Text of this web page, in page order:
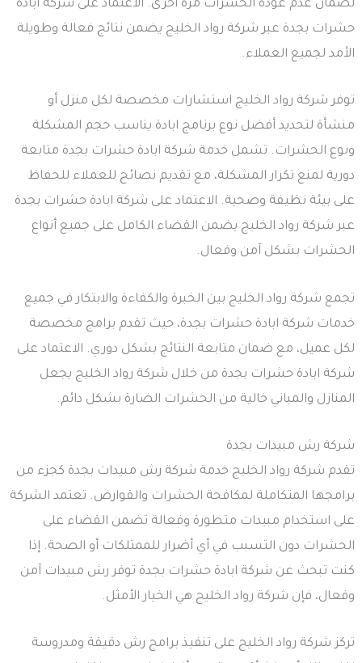
لضمان عدم عودة الحشرات مرة أخرى. الاعتماد على شركة ابادة
حشرات بجدة عبر شركة رواد الخليج يضمن نتائج فعالة وطويلة
الأمد لجميع العملاء.
توفر شركة رواد الخليج استشارات مخصصة لكل منزل أو
منشأة لتحديد أفضل نوع برنامج ابادة يناسب حجم المشكلة
ونوع الحشرات. تشمل خدمة شركة ابادة حشرات بجدة متابعة
دورية لمنع تكرار المشكلة، مع تقديم نصائح للعملاء للحفاظ
على بيئة نظيفة وصحية. الاعتماد على شركة ابادة حشرات بجدة
عبر شركة رواد الخليج يضمن القضاء الكامل على جميع أنواع
الحشرات بشكل آمن وفعال.
تجمع شركة رواد الخليج بين الخبرة والكفاءة والابتكار في جميع
خدمات شركة ابادة حشرات بجدة، حيث تقدم برامج مخصصة
لكل عميل، مع ضمان متابعة النتائج بشكل دوري. الاعتماد على
شركة ابادة حشرات بجدة من خلال شركة رواد الخليج يجعل
المنازل والمباني خالية من الحشرات الضارة بشكل دائم.
شركة رش مبيدات بجدة
تقدم شركة رواد الخليج خدمة شركة رش مبيدات بجدة كجزء من
برامجها المتكاملة لمكافحة الحشرات والقوارض. تعتمد الشركة
على استخدام مبيدات متطورة وفعالة تضمن القضاء على
الحشرات دون التسبب في أي أضرار للممتلكات أو الصحة. إذا
كنت تبحث عن شركة ابادة حشرات بجدة توفر رش مبيدات آمن
وفعال، فإن شركة رواد الخليج هي الخيار الأمثل.
تركز شركة رواد الخليج على تنفيذ برامج رش دقيقة ومدروسة